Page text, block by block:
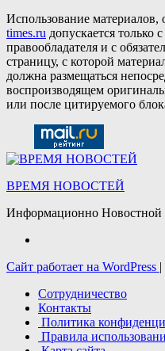
Использование материалов,
times.ru допускается только
правообладателя и с
страницу, с которой
должна размещаться
воспроизводящем
или после цитируемого
ВРЕМЯ НОВОСТЕЙ
Информационно Новостной
Сайт работает на WordPress |
Сотрудничество
Контакты
Политика
Правила